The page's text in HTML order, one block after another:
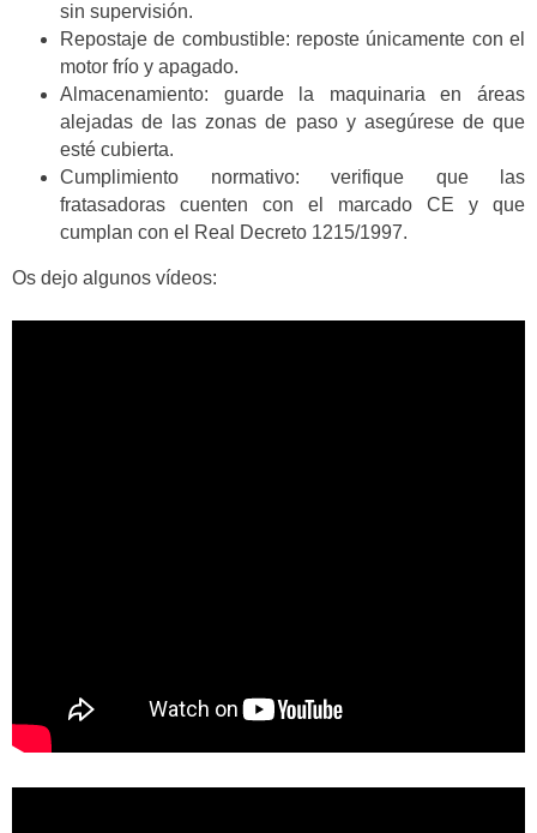
sin supervisión.
Repostaje de combustible: reposte únicamente con el
motor frío y apagado.
Almacenamiento: guarde la maquinaria en áreas
alejadas de las zonas de paso y asegúrese de que
esté cubierta.
Cumplimiento normativo: verifique que las
fratasadoras cuenten con el marcado CE y que
cumplan con el Real Decreto 1215/1997.
Os dejo algunos vídeos: